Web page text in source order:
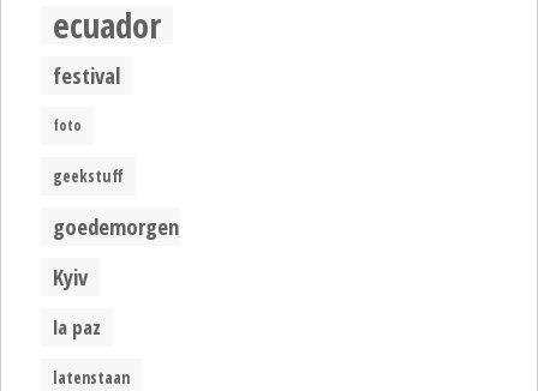
ecuador
festival
foto
geekstuff
goedemorgen
Kyiv
la paz
latenstaan